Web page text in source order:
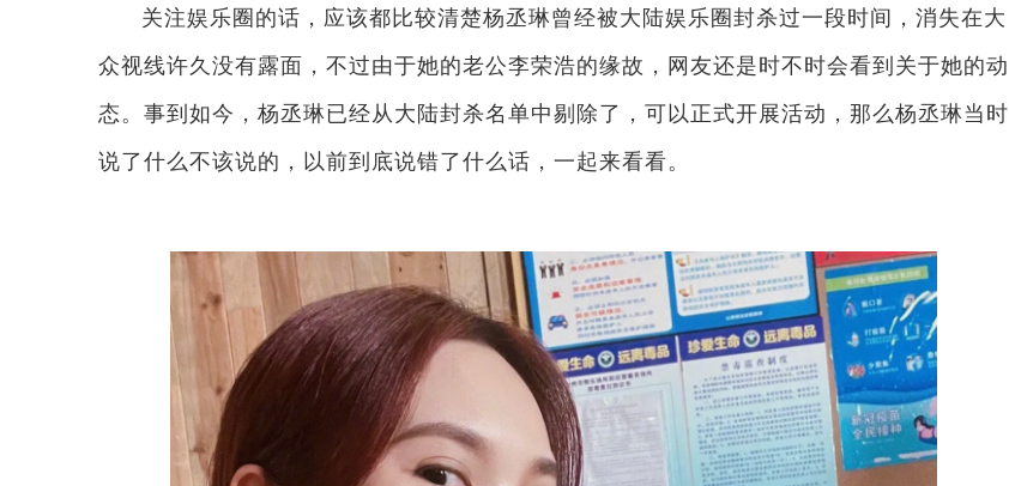
关注娱乐圈的话，应该都比较清楚杨丞琳曾经被大陆娱乐圈封杀过一段时间，消失在大
众视线许久没有露面，不过由于她的老公李荣浩的缘故，网友还是时不时会看到关于她的动
态。事到如今，杨丞琳已经从大陆封杀名单中剔除了，可以正式开展活动，那么杨丞琳当时
说了什么不该说的，以前到底说错了什么话，一起来看看。